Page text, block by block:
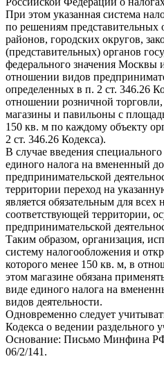
При этом указанная система
по решениям
районов, городских округов,
(представительных) органов
федерального значения Москвы
отношении видов
определенных в п. 2 ст. 346.26
отношении розничной торговли,
магазины и павильоны с
150 кв. м по каждому объекту
2 ст. 346.26 Кодекса).
В случае введения
единого налога на вмененный
предпринимательской
территории переход на
является обязательным для всех
соответствующей территории,
предпринимательской
Таким образом, организация,
систему налогообложения и
которого менее 150 кв. м, в
этом магазине обязана
виде единого налога на
видов деятельности.
Одновременно следует
Кодекса о ведении раздельного
Основание: Письмо Минфина
06/2/141.